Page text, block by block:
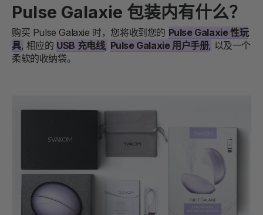
Pulse Galaxie 包装内有什么？
购买 Pulse Galaxie 时，您将收到您的 Pulse Galaxie 性玩
具, 相应的 USB 充电线, Pulse Galaxie 用户手册, 以及一个
柔软的收纳袋。